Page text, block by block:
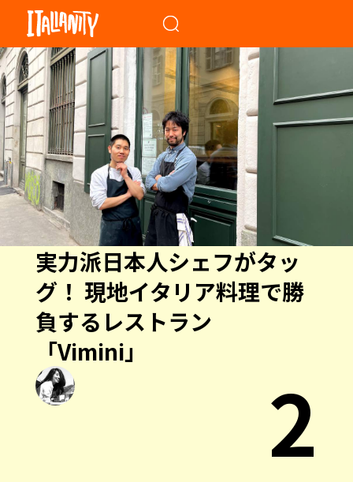
実力派日本人シェフがタッ
グ！ 現地イタリア料理で勝
負するレストラン
「Vimini」
2